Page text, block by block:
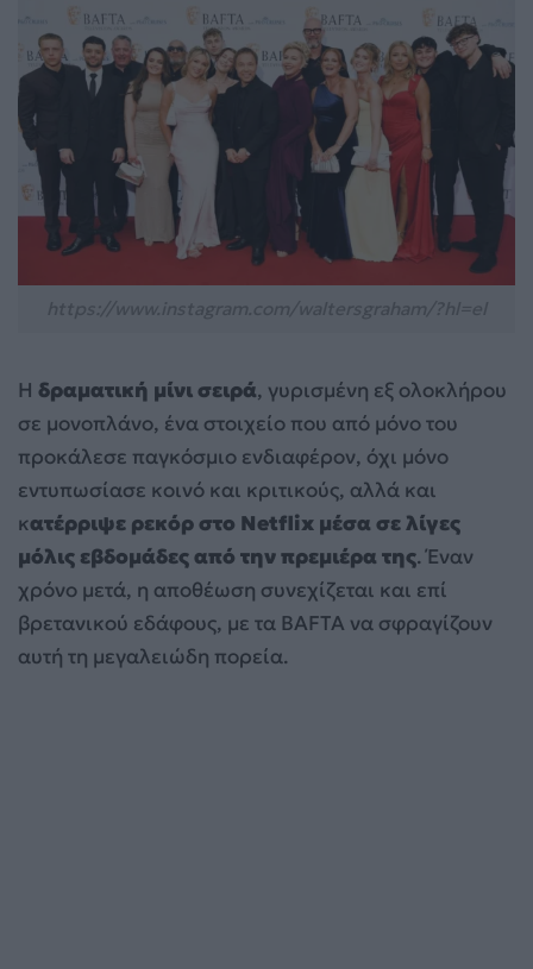
Η δραματική μίνι σειρά, γυρισμένη εξ ολοκλήρου
σε μονοπλάνο, ένα στοιχείο που από μόνο του
προκάλεσε παγκόσμιο ενδιαφέρον, όχι μόνο
εντυπωσίασε κοινό και κριτικούς, αλλά και
κατέρριψε ρεκόρ στο Netflix μέσα σε λίγες
μόλις εβδομάδες από την πρεμιέρα της. Έναν
χρόνο μετά, η αποθέωση συνεχίζεται και επί
βρετανικού εδάφους, με τα BAFTA να σφραγίζουν
αυτή τη μεγαλειώδη πορεία.